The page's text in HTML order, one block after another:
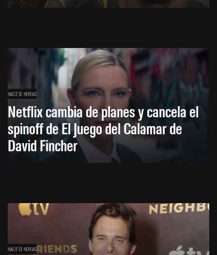
HACE 12 HORAS
Netflix cambia de planes y cancela el
spinoff de El Juego del Calamar de
David Fincher
HACE 13 HORAS